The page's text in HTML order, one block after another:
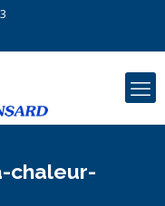
chaleur-